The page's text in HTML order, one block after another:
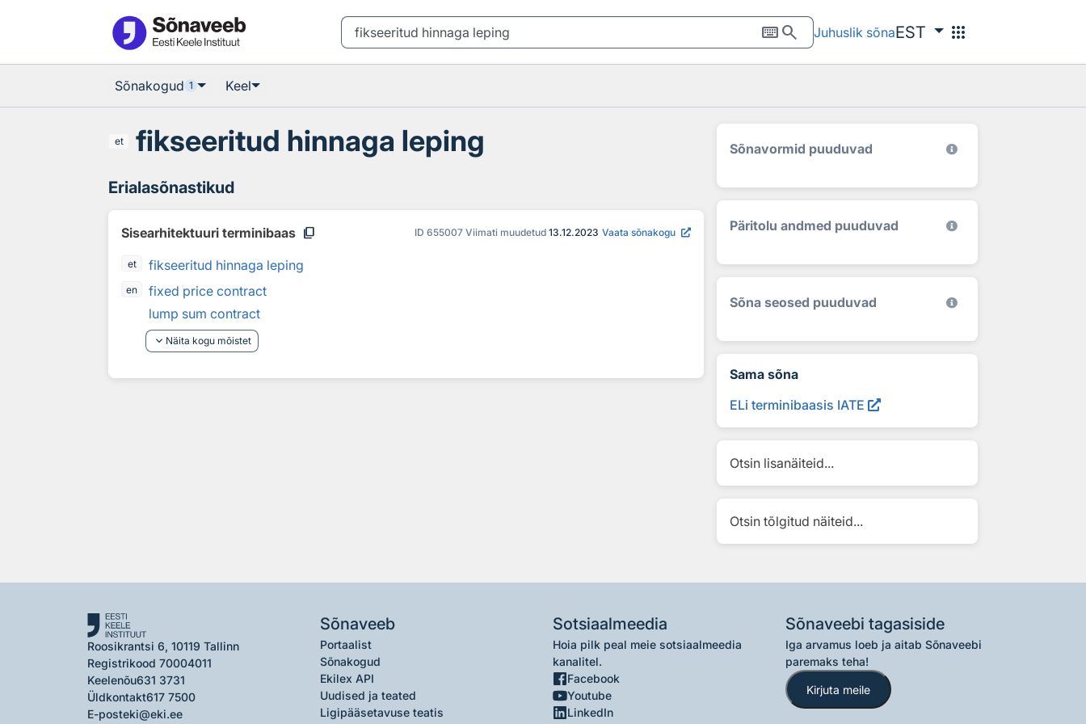
keyboardsearch Juhuslik sõnaEST apps
Sõnakogud 1 Keel
et fikseeritud hinnaga leping
Erialasõnastikud
Sisearhitektuuri terminibaas content_copy ID 655007 Viimati muudetud 13.12.2023 Vaata sõnakogu
et fikseeritud hinnaga leping
en
fixed price contract
lump sum contract
keyboard_arrow_down Näita kogu mõistet
Sõnavormid puuduvad
Päritolu andmed puuduvad
Sõna seosed puuduvad
Sama sõna
ELi terminibaasis IATE
Otsin lisanäiteid...
Otsin tõlgitud näiteid...
Roosikrantsi 6, 10119 Tallinn
Registrikood 70004011
Keelenõu631 3731
Üldkontakt617 7500
E-posteki@eki.ee
Sõnaveeb
Portaalist
Sõnakogud
Ekilex API
Uudised ja teated
Ligipääsetavuse teatis
Sotsiaalmeedia
Hoia pilk peal meie sotsiaalmeedia
kanalitel.
Facebook
Youtube
LinkedIn
Sõnaveebi tagasiside
Iga arvamus loeb ja aitab Sõnaveebi
paremaks teha!
Kirjuta meile